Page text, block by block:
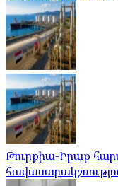
Թուրքիա-Իրաք